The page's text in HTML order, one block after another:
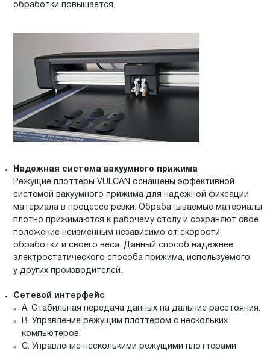
обработки повышается.
Надежная система вакуумного прижима
Режущие плоттеры VULCAN оснащены эффективной
системой вакуумного прижима для надежной фиксации
материала в процессе резки. Обрабатываемые материалы
плотно прижимаются к рабочему столу и сохраняют свое
положение неизменным независимо от скорости
обработки и своего веса. Данный способ надежнее
электростатического способа прижима, используемого
у других производителей.
Сетевой интерфейс
А. Стабильная передача данных на дальние расстояния.
В. Управление режущим плоттером с нескольких
компьютеров.
С. Управление несколькими режущими плоттерами